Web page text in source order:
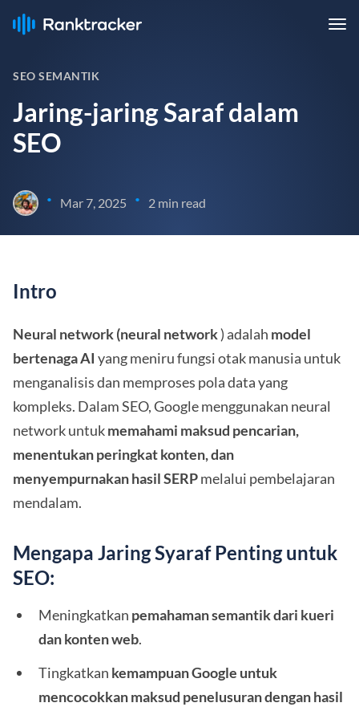
SEO SEMANTIK
Jaring-jaring Saraf dalam
SEO
• Mar 7, 2025 • 2 min read
Intro
Neural network (neural network) adalah model
bertenaga AI yang meniru fungsi otak manusia untuk
menganalisis dan memproses pola data yang
kompleks. Dalam SEO, Google menggunakan neural
network untukmemahami maksud pencarian,
menentukan peringkat konten, dan
menyempurnakan hasil SERPmelalui pembelajaran
mendalam.
Mengapa Jaring Syaraf Penting untuk
SEO:
Meningkatkan pemahaman semantik dari kueri
dan konten web.
Tingkatkan kemampuan Google untuk
mencocokkan maksud penelusuran dengan hasil